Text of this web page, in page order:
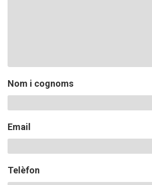
Nom i cognoms
Email
Telèfon
CONEIX FUNDESPLAI